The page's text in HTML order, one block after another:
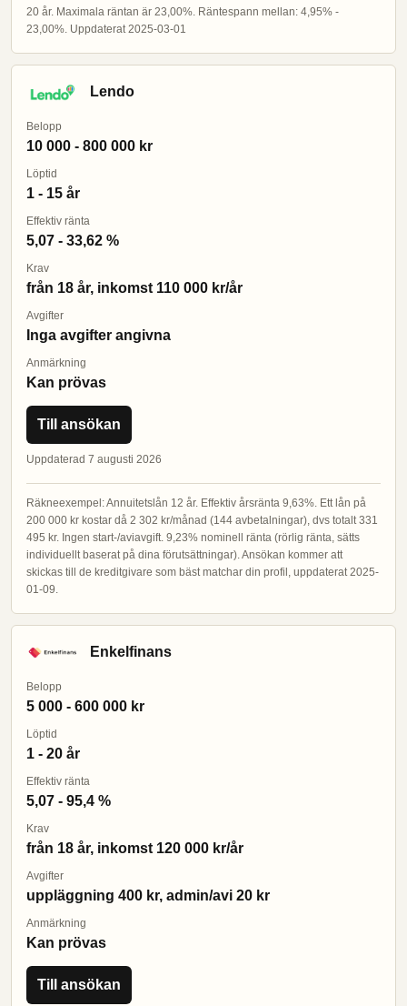
20 år. Maximala räntan är 23,00%. Räntespann mellan: 4,95% -
23,00%. Uppdaterat 2025-03-01
Lendo
Belopp
10 000 - 800 000 kr
Löptid
1 - 15 år
Effektiv ränta
5,07 - 33,62 %
Krav
från 18 år, inkomst 110 000 kr/år
Avgifter
Inga avgifter angivna
Anmärkning
Kan prövas
Till ansökan
Uppdaterad 7 augusti 2026
Räkneexempel: Annuitetslån 12 år. Effektiv årsränta 9,63%. Ett lån på
200 000 kr kostar då 2 302 kr/månad (144 avbetalningar), dvs totalt 331
495 kr. Ingen start-/aviavgift. 9,23% nominell ränta (rörlig ränta, sätts
individuellt baserat på dina förutsättningar). Ansökan kommer att
skickas till de kreditgivare som bäst matchar din profil, uppdaterat 2025-
01-09.
Enkelfinans
Belopp
5 000 - 600 000 kr
Löptid
1 - 20 år
Effektiv ränta
5,07 - 95,4 %
Krav
från 18 år, inkomst 120 000 kr/år
Avgifter
uppläggning 400 kr, admin/avi 20 kr
Anmärkning
Kan prövas
Till ansökan